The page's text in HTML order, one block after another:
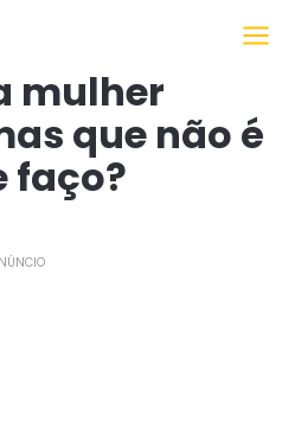
mulher
que não é
faço?